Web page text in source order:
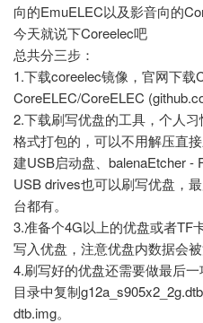
向的EmuELEC以及影音向的
今天就说下Coreelec吧
总共分三步：
1.下载coreelec镜像，官网下载
CoreELEC/CoreELEC
2.下载刷写优盘的工具，个人
格式打包的，可以不用解压直
建USB启动盘
balenaEtcher -
USB drives也可以刷写优盘，
台都有。
3.准备个4G以上的优盘或者TF
写入优盘，注意优盘内数据会
4.刷写好的优盘还需要做最后
目录中复制
dtb.img。